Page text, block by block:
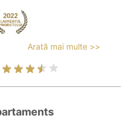
Arată mai multe >>